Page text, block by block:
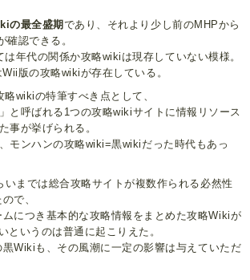
の最全盛期であり、それより少し前のMHPから
確認できる。
は年代の関係か攻略wikiは現存していない模様。
版の攻略wikiが存在している。
略wikiの特筆すべき点として、
」と呼ばれる1つの攻略wikiサイトに情報リソース
事が挙げられる。
モンハンの攻略wiki=黒wikiだった時代もあっ
いまでは総合攻略サイトが複数作られる必然性
で、
ムにつき基本的な攻略情報をまとめた攻略Wikiが
というのは普通に起こりえた。
黒Wikiも、その風潮に一定の影響は与えていただ